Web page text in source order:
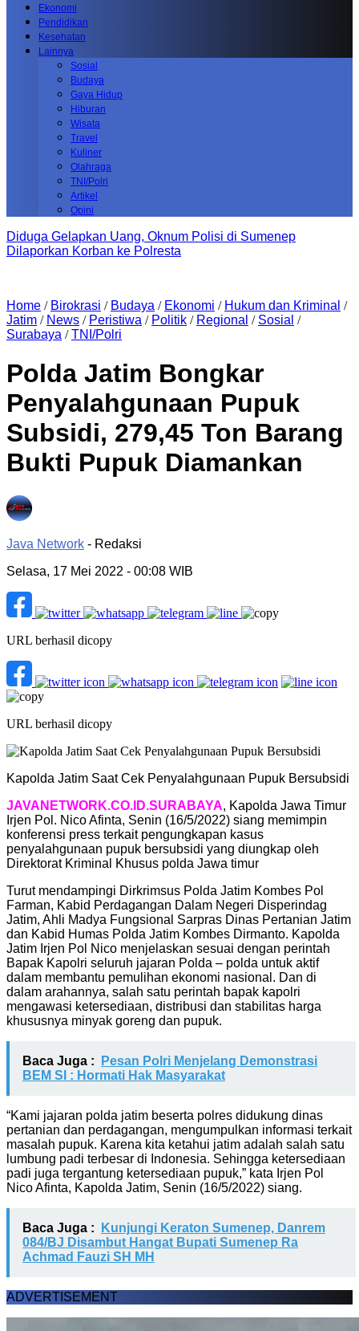
Ekonomi
Pendidikan
Kesehatan
Lainnya
Sosial
Budaya
Gaya Hidup
Hiburan
Wisata
Travel
Kuliner
Olahraga
TNI/Polri
Artikel
Opini
Diduga Gelapkan Uang, Oknum Polisi di Sumenep
Dilaporkan Korban ke Polresta
Home / Birokrasi / Budaya / Ekonomi / Hukum dan Kriminal /
Jatim / News / Peristiwa / Politik / Regional / Sosial /
Surabaya /TNI/Polri
Polda Jatim Bongkar
Penyalahgunaan Pupuk
Subsidi, 279,45 Ton Barang
Bukti Pupuk Diamankan
Java Network - Redaksi
Selasa, 17 Mei 2022 - 00:08 WIB
URL berhasil dicopy
URL berhasil dicopy
Kapolda Jatim Saat Cek Penyalahgunaan Pupuk Bersubsidi
JAVANETWORK.CO.ID.SURABAYA, Kapolda Jawa Timur
Irjen Pol. Nico Afinta, Senin (16/5/2022) siang memimpin
konferensi press terkait pengungkapan kasus
penyalahgunaan pupuk bersubsidi yang diungkap oleh
Direktorat Kriminal Khusus polda Jawa timur
Turut mendampingi Dirkrimsus Polda Jatim Kombes Pol
Farman, Kabid Perdagangan Dalam Negeri Disperindag
Jatim, Ahli Madya Fungsional Sarpras Dinas Pertanian Jatim
dan Kabid Humas Polda Jatim Kombes Dirmanto. Kapolda
Jatim Irjen Pol Nico menjelaskan sesuai dengan perintah
Bapak Kapolri seluruh jajaran Polda – polda untuk aktif
dalam membantu pemulihan ekonomi nasional. Dan di
dalam arahannya, salah satu perintah bapak kapolri
mengawasi ketersediaan, distribusi dan stabilitas harga
khususnya minyak goreng dan pupuk.
Baca Juga :
Pesan Polri Menjelang Demonstrasi
BEM SI : Hormati Hak Masyarakat
“Kami jajaran polda jatim beserta polres didukung dinas
pertanian dan perdagangan, mengumpulkan informasi terkait
masalah pupuk. Karena kita ketahui jatim adalah salah satu
lumbung padi terbesar di Indonesia. Sehingga ketersediaan
padi juga tergantung ketersediaan pupuk,” kata Irjen Pol
Nico Afinta, Kapolda Jatim, Senin (16/5/2022) siang.
Baca Juga :
Kunjungi Keraton Sumenep, Danrem
084/BJ Disambut Hangat Bupati Sumenep Ra
Achmad Fauzi SH MH
ADVERTISEMENT